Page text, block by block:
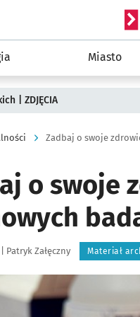
Miasto
| ZDJĘCIA
o swoje
Autor:
Patryk Załęczny Materiał